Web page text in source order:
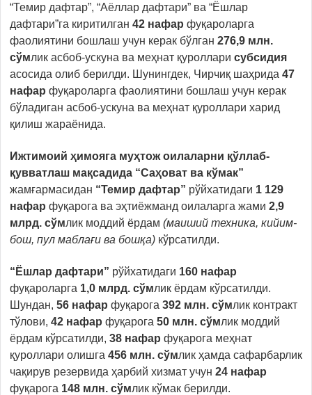
“Темир дафтар”, “Аёллар дафтари” ва “Ёшлар
дафтари”га киритилган 42 нафар фуқароларга
фаолиятини бошлаш учун керак бўлган 276,9 млн.
сўмлик асбоб-ускуна ва меҳнат қуроллари субсидия
асосида олиб берилди. Шунингдек, Чирчиқ шаҳрида 47
нафар фуқароларга фаолиятини бошлаш учун керак
бўладиган асбоб-ускуна ва меҳнат қуроллари харид
қилиш жараёнида.
Ижтимоий ҳимояга муҳтож оилаларни қўллаб-
қувватлаш мақсадида “Саҳоват ва кўмак”
жамғармасидан “Темир дафтар” рўйхатидаги 1 129
нафар фуқарога ва эҳтиёжманд оилаларга жами 2,9
млрд. сўмлик моддий ёрдам (маиший техника, кийим-
бош, пул маблағи ва бошқа) кўрсатилди.
“Ёшлар дафтари” рўйхатидаги 160 нафар
фуқароларга 1,0 млрд. сўмлик ёрдам кўрсатилди.
Шундан, 56 нафар фуқарога 392 млн. сўмлик контракт
тўлови, 42 нафар фуқарога 50 млн. сўмлик моддий
ёрдам кўрсатилди, 38 нафар фуқарога меҳнат
қуроллари олишга 456 млн. сўмлик ҳамда сафарбарлик
чақирув резервида ҳарбий хизмат учун 24 нафар
фуқарога 148 млн. сўмлик кўмак берилди.